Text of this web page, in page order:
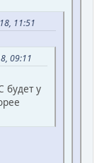
11:51
09:11
будет у